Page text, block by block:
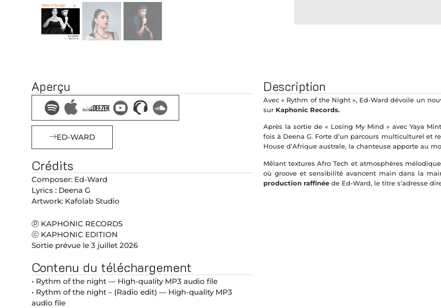
Aperçu
ED-WARD
Crédits
Composer: Ed-Ward
Lyrics : Deena G
Artwork: Kafolab Studio
ⓟ KAPHONIC RECORDS
ⓒ KAPHONIC EDITION
Sortie prévue le 3 juillet 2026
Contenu du téléchargement
• Rythm of the night — High-quality MP3 audio file
• Rythm of the night – (Radio edit) — High-quality MP3
audio file
Description
Avec « Rythm of the Night », Ed-Ward dévoile un
sur Kaphonic Records.
Après la sortie de « Losing My Mind » avec Yaya
fois à Deena G. Forte d’un parcours multiculturel et
House d’Afrique australe, la chanteuse apporte au
Mêlant textures Afro Tech et atmosphères
où groove et sensibilité avancent main dans la
production raffinée de Ed-Ward, le titre s’adresse